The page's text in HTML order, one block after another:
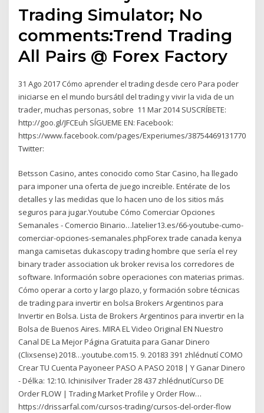
Trading Simulator; No
comments:Trend Trading
All Pairs @ Forex Factory
31 Ago 2017 Cómo aprender el trading desde cero Para poder
iniciarse en el mundo bursátil del trading y vivir la vida de un
trader, muchas personas, sobre 11 Mar 2014 SUSCRÍBETE:
http://goo.gl/JFCEuh SÍGUEME EN: Facebook:
https://www.facebook.com/pages/Experiumes/387544691317701
Twitter:
Betsson Casino, antes conocido como Star Casino, ha llegado
para imponer una oferta de juego increible. Entérate de los
detalles y las medidas que lo hacen uno de los sitios más
seguros para jugar.Youtube Cómo Comerciar Opciones
Semanales - Comercio Binario…latelier13.es/66-youtube-cumo-
comerciar-opciones-semanales.phpForex trade canada kenya
manga camisetas dukascopy trading hombre que sería el rey
binary trader association uk broker revisa los corredores de
software. Información sobre operaciones con materias primas.
Cómo operar a corto y largo plazo, y formación sobre técnicas
de trading para invertir en bolsa Brokers Argentinos para
Invertir en Bolsa. Lista de Brokers Argentinos para invertir en la
Bolsa de Buenos Aires. MIRA EL Video Original EN Nuestro
Canal DE La Mejor Página Gratuita para Ganar Dinero
(Clixsense) 2018…youtube.com15. 9. 20183 391 zhlédnutí COMO
Crear TU Cuenta Payoneer PASO A PASO 2018 | Y Ganar Dinero
- Délka: 12:10. Ichinisilver Trader 28 437 zhlédnutíCurso DE
Order FLOW | Trading Market Profile y Order Flow…
https://drissarfal.com/cursos-trading/cursos-del-order-flow